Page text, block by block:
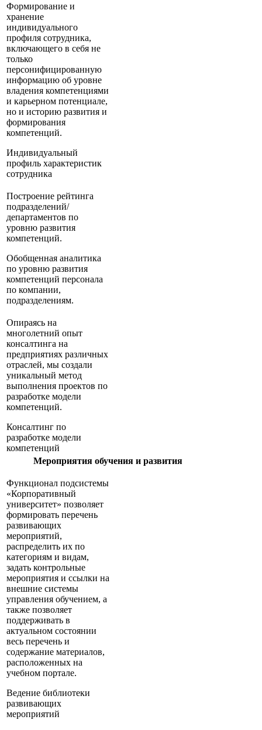
Формирование и
хранение
индивидуального
профиля сотрудника,
включающего в себя не
только
персонифицированную
информацию об уровне
владения компетенциями
и карьерном потенциале,
но и историю развития и
формирования
компетенций.
Индивидуальный
профиль характеристик
сотрудника
Построение рейтинга
подразделений/
департаментов по
уровню развития
компетенций.
Обобщенная аналитика
по уровню развития
компетенций персонала
по компании,
подразделениям.
Опираясь на
многолетний опыт
консалтинга на
предприятиях различных
отраслей, мы создали
уникальный метод
выполнения проектов по
разработке модели
компетенций.
Консалтинг по
разработке модели
компетенций
Мероприятия обучения и развития
Функционал подсистемы
«Корпоративный
университет» позволяет
формировать перечень
развивающих
мероприятий,
распределить их по
категориям и видам,
задать контрольные
мероприятия и ссылки на
внешние системы
управления обучением, а
также позволяет
поддерживать в
актуальном состоянии
весь перечень и
содержание материалов,
расположенных на
учебном портале.
Ведение библиотеки
развивающих
мероприятий